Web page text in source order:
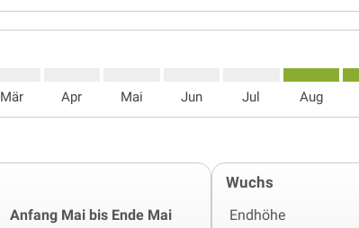
Mär Apr Mai Jun Jul Aug
Anfang Mai bis Ende Mai
Wuchs
Endhöhe